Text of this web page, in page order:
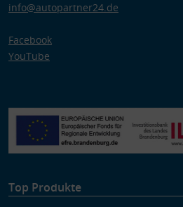
info@autopartner24.de
Facebook
YouTube
Top Produkte
Speichern von oder Zugriff auf
Verwendung von Profilen zur Auswahl
Verwendung von Profilen zur Auswahl
von Daten aus verschiedenen Quellen
Entwicklung und Verbesserung der
Verwendung reduzierter Daten zur
Besondere
Endgeräteeigenschaften zur